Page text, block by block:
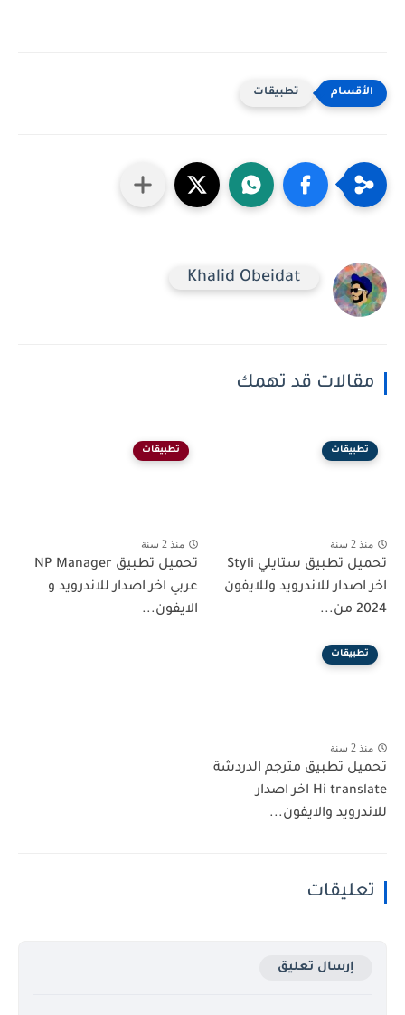
تطبيقات
Khalid Obeidat
مقالات قد تهمك
تطبيقات
منذ 2 سنة
تحميل تطبيق ستايلي Styli
اخر اصدار للاندرويد وللايفون
2024 من...
تطبيقات
منذ 2 سنة
تحميل تطبيق NP Manager
عربي اخر اصدار للاندرويد و
الايفون...
تطبيقات
منذ 2 سنة
تحميل تطبيق مترجم الدردشة
Hi translate اخر اصدار
للاندرويد والايفون...
تعليقات
إرسال تعليق